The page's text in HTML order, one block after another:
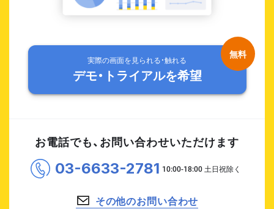
実際の画面を見られる・触れる
デモ・トライアルを希望
お電話でも、お問い合わせいただけます
03-6633-2781
その他のお問い合わせ